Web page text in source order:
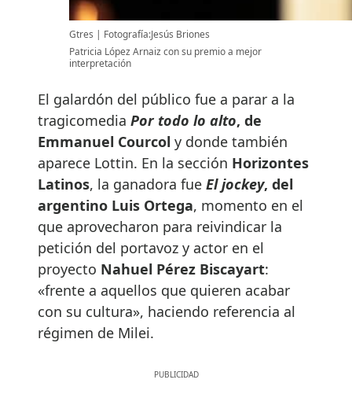
Gtres
Fotografía:Jesús Briones
Patricia López Arnaiz con su premio a mejor
interpretación
El galardón del público fue a parar a la
tragicomedia Por todo lo alto, de
Emmanuel Courcol y donde también
aparece Lottin. En la sección Horizontes
Latinos, la ganadora fue El jockey, del
argentino Luis Ortega, momento en el
que aprovecharon para reivindicar la
petición del portavoz y actor en el
proyecto Nahuel Pérez Biscayart:
«frente a aquellos que quieren acabar
con su cultura», haciendo referencia al
régimen de Milei.